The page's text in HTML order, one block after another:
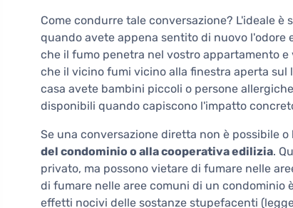
Come condurre tale conversazione? L'ideale
quando avete appena sentito di nuovo
che il fumo penetra nel vostro appartamento
che il vicino fumi vicino alla finestra aperta
casa avete bambini piccoli o persone
disponibili quando capiscono l'impatto
Se una conversazione diretta non è possibile
del condominio o alla cooperativa edilizia.
privato, ma possono vietare di fumare nelle
di fumare nelle aree comuni di un condominio
effetti nocivi delle sostanze stupefacenti